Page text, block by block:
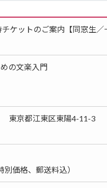
ケットのご案内【同窓生／
の文楽入門
東京都江東区東陽4-11-3
別価格、郵送料込）